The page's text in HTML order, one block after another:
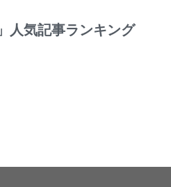
」人気記事ランキング